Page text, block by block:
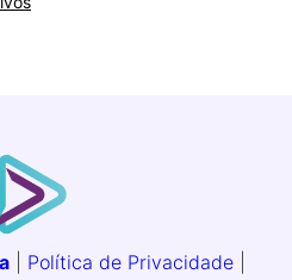
Política de Privacidade